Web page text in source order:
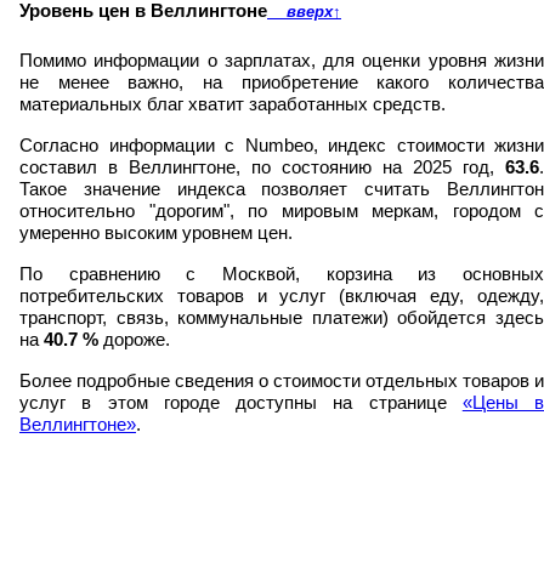
Уровень цен в Веллингтоне вверх↑
Помимо информации о зарплатах, для оценки уровня жизни
не менее важно, на приобретение какого количества
материальных благ хватит заработанных средств.
Согласно информации с Numbeo, индекс стоимости жизни
составил в Веллингтоне, по состоянию на 2025 год, 63.6.
Такое значение индекса позволяет считать Веллингтон
относительно "дорогим", по мировым меркам, городом с
умеренно высоким уровнем цен.
По сравнению с Москвой, корзина из основных
потребительских товаров и услуг (включая еду, одежду,
транспорт, связь, коммунальные платежи) обойдется здесь
на40.7 % дороже.
Более подробные сведения о стоимости отдельных товаров и
услуг в этом городе доступны на странице «Цены в
Веллингтоне».